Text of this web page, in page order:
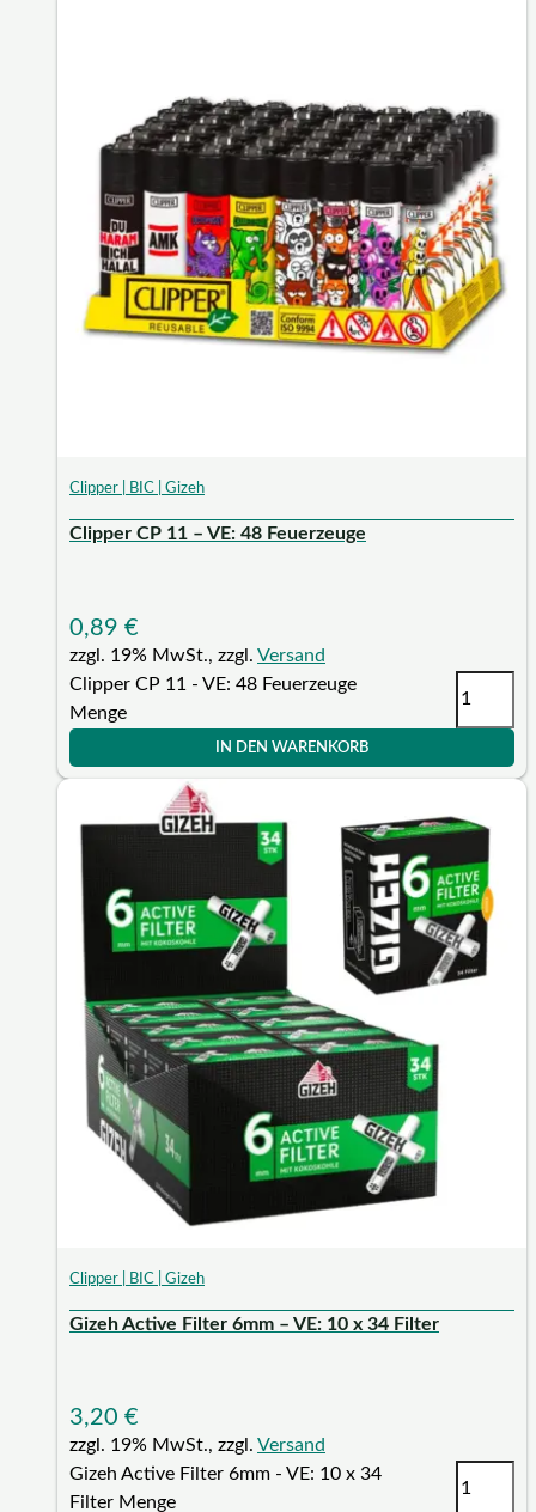
Clipper | BIC | Gizeh
Clipper CP 11 – VE: 48 Feuerzeuge
0,89 €
zzgl. 19% MwSt., zzgl. Versand
Clipper CP 11 - VE: 48 Feuerzeuge
Menge
IN DEN WARENKORB
Clipper | BIC | Gizeh
Gizeh Active Filter 6mm – VE: 10 x 34 Filter
3,20 €
zzgl. 19% MwSt., zzgl. Versand
Gizeh Active Filter 6mm - VE: 10 x 34
Filter Menge